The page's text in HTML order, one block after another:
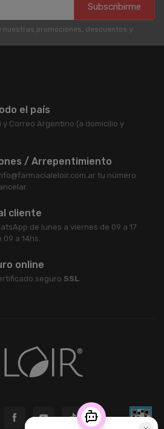
Subscribirme
nuestras promociones, descuentos y
el país
y Correo Argentino (a domicilio y
/ Arrepentimiento
tu número
cliente
de lunes a viernes de 09 a 17
a 14hs.
online
seguro SSL